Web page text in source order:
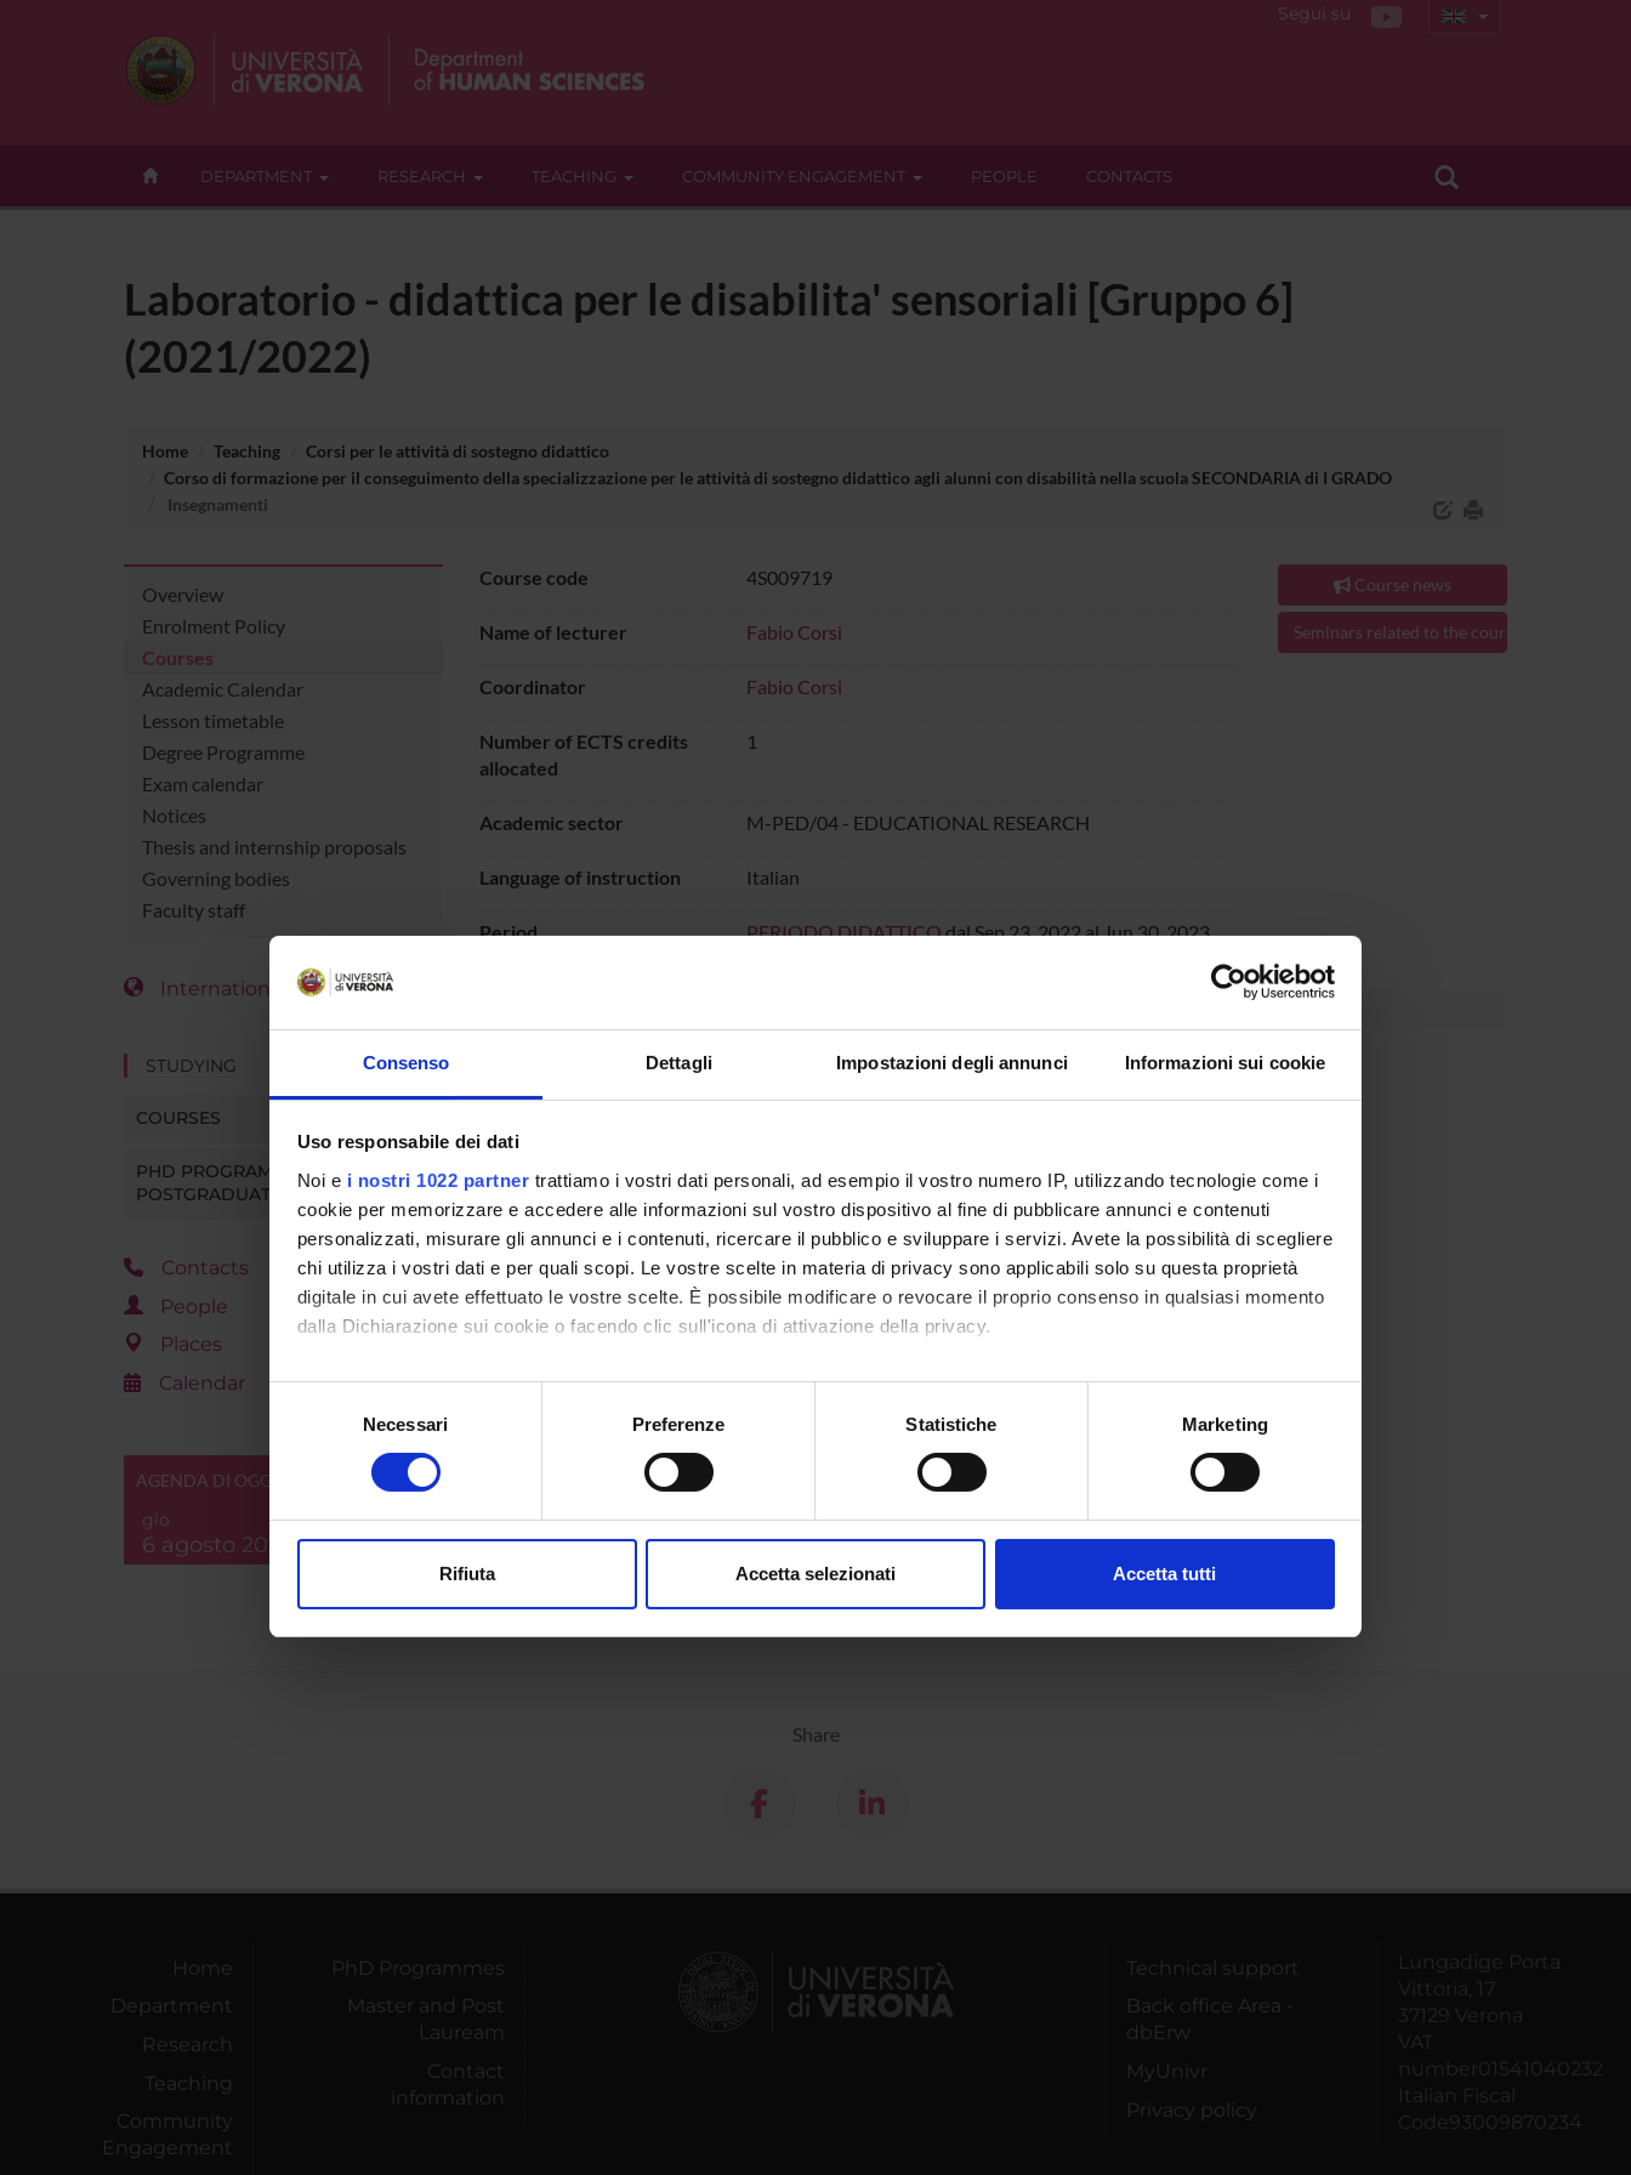
Consenso Dettagli Impostazioni degli annunci Informazioni sui cookie
Uso responsabile dei dati
Noi e i nostri 1022 partner trattiamo i vostri dati personali, ad esempio il vostro numero IP, utilizzando tecnologie come i
cookie per memorizzare e accedere alle informazioni sul vostro dispositivo al fine di pubblicare annunci e contenuti
personalizzati, misurare gli annunci e i contenuti, ricercare il pubblico e sviluppare i servizi. Avete la possibilità di scegliere
chi utilizza i vostri dati e per quali scopi. Le vostre scelte in materia di privacy sono applicabili solo su questa proprietà
digitale in cui avete effettuato le vostre scelte. È possibile modificare o revocare il proprio consenso in qualsiasi momento
dalla Dichiarazione sui cookie o facendo clic sull'icona di attivazione della privacy.
Con il tuo consenso, vorremmo anche:
raccogliere informazioni sulla tua posizione geografica, con un'approssimazione di qualche metro,
digitali).
modificare o ritirare il tuo consenso in qualsiasi momento dalla Dichiarazione sui cookie.
consenso
Necessari Preferenze Statistiche Marketing
Rifiuta Accetta selezionati Accetta tutti
Segui su
DEPARTMENT RESEARCH TEACHING COMMUNITY ENGAGEMENT PEOPLE CONTACTS
Laboratorio - didattica per le disabilita' sensoriali [Gruppo 6]
(2021/2022)
Home Teaching
Corsi per le attività di sostegno didattico
Corso di formazione per il conseguimento della specializzazione per le attività di sostegno didattico agli alunni con disabilità nella scuola SECONDARIA di I GRADO
Insegnamenti
Overview
Enrolment Policy
Courses
Academic Calendar
Lesson timetable
Degree Programme
Exam calendar
Notices
Thesis and internship proposals
Governing bodies
Faculty staff
International Students
STUDYING
COURSES
PHD PROGRAMMES AND
POSTGRADUATE TRAINING
Contacts
People
Places
Calendar
AGENDA DI OGGI
gio
6 agosto 2026
Course code 4S009719
Name of lecturer Fabio Corsi
Coordinator Fabio Corsi
Number of ECTS credits
allocated
1
Academic sector M-PED/04 - EDUCATIONAL RESEARCH
Language of instruction Italian
Period PERIODO DIDATTICOdal Sep 23, 2022 al Jun 30, 2023.
Course news
Seminars related to the course
Go to lesson schedule
Share
Home
Department
Research
Teaching
Community
Engagement
PhD Programmes
Master and Post
Lauream
Contact
information
Technical support
Back office Area -
dbErw
MyUnivr
Privacy policy
Lungadige Porta
Vittoria, 17
37129 Verona
VAT
number01541040232
Italian Fiscal
Code93009870234